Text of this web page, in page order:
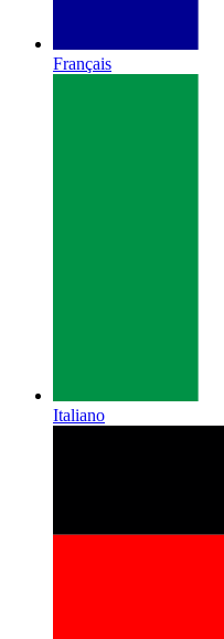
Français
Italiano